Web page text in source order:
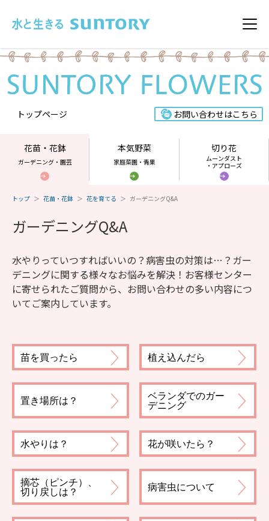
メ
トップページ お問い合わせはこちら
花苗・花鉢
ガーデニング・園芸
本気野菜
家庭菜園・青果
切り花
ムーンダスト
・アプローズ
トップ 花苗・花鉢 花を育てる ガーデニングQ&A
ガーデニングQ&A
水やりっていつすればいいの？病害虫の対策は…？ガー
デニングに関する様々なお悩みを解決！お客様センター
に寄せられたご質問から、お問い合わせの多い内容につ
いてご案内しています。
苗を買ったら 植え込んだら
置き場所は？
ベランダでのガー
デニング
水やりは？ 花が咲いたら？
摘芯（ピンチ）、
切り戻しは？
病害虫について